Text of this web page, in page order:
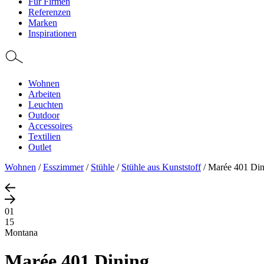
Referenzen
Marken
Inspirationen
Wohnen
Arbeiten
Leuchten
Outdoor
Accessoires
Textilien
Outlet
Wohnen /Esszimmer/ Stühle / Stühle aus Kunststoff/Marée 401
01
15
Montana